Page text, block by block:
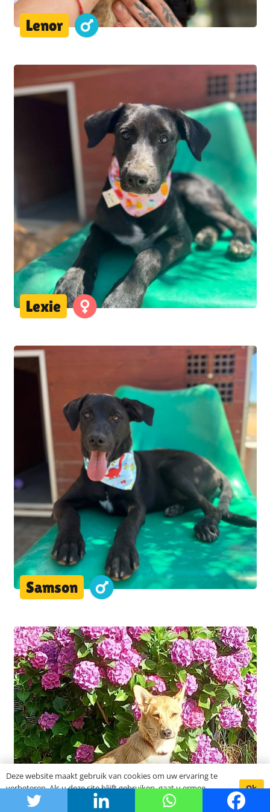
Lenor
Lexie
Samson
Deze website maakt gebruik van cookies om uw ervaring te
verbeteren. Als u deze site blijft gebruiken, gaat u ermee
akkoord.
Ok